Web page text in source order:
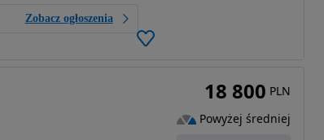
Zobacz ogłoszenia
18 800 PLN
Powyżej średniej